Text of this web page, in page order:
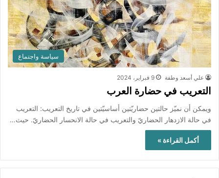
سياسة واجتماع
علي أسعد وطفة 9 فبراير، 2024
التعريب في حضارة العرب
ويمكن أن نميّز حالتين حضاريّتين أساسيّتين في تاريخ التعريب: التعريب
في حالة الازدهار الحضاريّ والتعريب في حالة الانحسار الحضاريّ. حيث…
أكمل القراءة »